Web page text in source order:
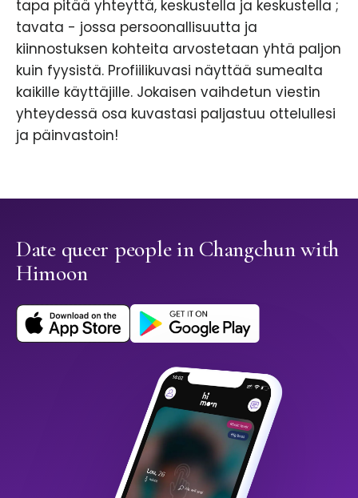
tapa pitää yhteyttä, keskustella ja keskustella ;
tavata - jossa persoonallisuutta ja
kiinnostuksen kohteita arvostetaan yhtä paljon
kuin fyysistä. Profiilikuvasi näyttää sumealta
kaikille käyttäjille. Jokaisen vaihdetun viestin
yhteydessä osa kuvastasi paljastuu ottelullesi
ja päinvastoin!
Date queer people in Changchun with
Himoon